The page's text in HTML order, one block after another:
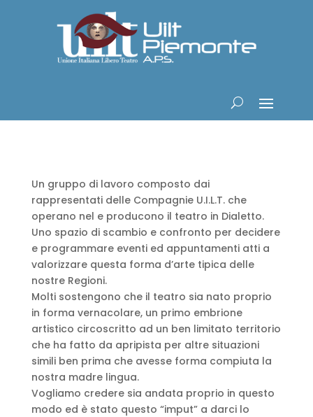
Un gruppo di lavoro composto dai
rappresentati delle Compagnie U.I.L.T. che
operano nel e producono il teatro in Dialetto.
Uno spazio di scambio e confronto per decidere
e programmare eventi ed appuntamenti atti a
valorizzare questa forma d’arte tipica delle
nostre Regioni.
Molti sostengono che il teatro sia nato proprio
in forma vernacolare, un primo embrione
artistico circoscritto ad un ben limitato territorio
che ha fatto da apripista per altre situazioni
simili ben prima che avesse forma compiuta la
nostra madre lingua.
Vogliamo credere sia andata proprio in questo
modo ed è stato questo “imput” a darci lo